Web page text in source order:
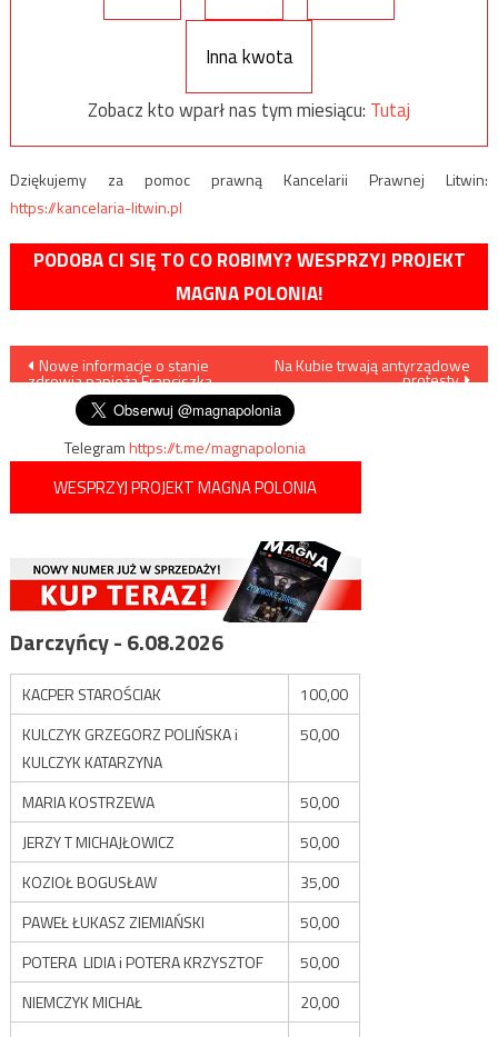
Inna kwota
Zobacz kto wparł nas tym miesiącu: Tutaj
Dziękujemy za pomoc prawną Kancelarii Prawnej Litwin:
https://kancelaria-litwin.pl
PODOBA CI SIĘ TO CO ROBIMY? WESPRZYJ PROJEKT
MAGNA POLONIA!
Nawigacja
wpisu
Nowe informacje o stanie
zdrowia papieża Franciszka
Na Kubie trwają antyrządowe
protesty
Telegramhttps://t.me/magnapolonia
WESPRZYJ PROJEKT MAGNA POLONIA
Darczyńcy - 6.08.2026
KACPER STAROŚCIAK
100,00
KULCZYK GRZEGORZ POLIŃSKA i
KULCZYK KATARZYNA
50,00
MARIA KOSTRZEWA
50,00
JERZY T MICHAJŁOWICZ
50,00
KOZIOŁ BOGUSŁAW
35,00
PAWEŁ ŁUKASZ ZIEMIAŃSKI
50,00
POTERA LIDIA i POTERA KRZYSZTOF
50,00
NIEMCZYK MICHAŁ
20,00